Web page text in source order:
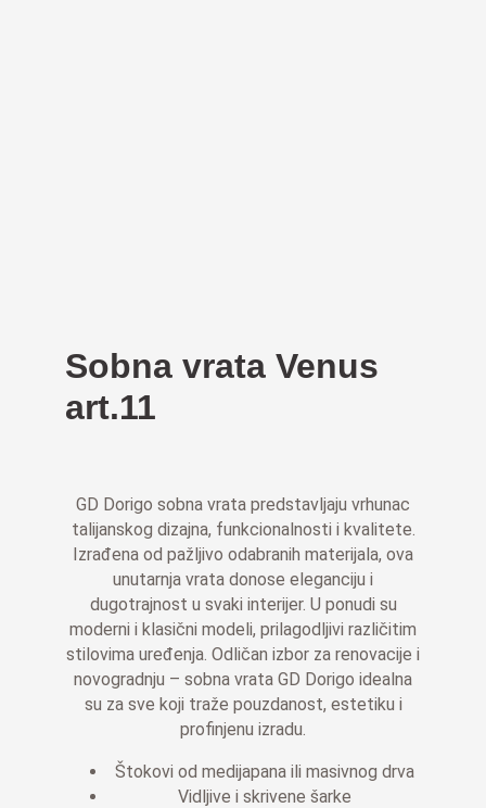
Sobna vrata Venus
art.11
GD Dorigo sobna vrata predstavljaju vrhunac
talijanskog dizajna, funkcionalnosti i kvalitete.
Izrađena od pažljivo odabranih materijala, ova
unutarnja vrata donose eleganciju i
dugotrajnost u svaki interijer. U ponudi su
moderni i klasični modeli, prilagodljivi različitim
stilovima uređenja. Odličan izbor za renovacije i
novogradnju – sobna vrata GD Dorigo idealna
su za sve koji traže pouzdanost, estetiku i
profinjenu izradu.
Štokovi od medijapana ili masivnog drva
Vidljive i skrivene šarke